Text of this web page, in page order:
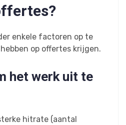
enkele factoren op te
op offertes krijgen.
het werk uit te
hitrate (aantal